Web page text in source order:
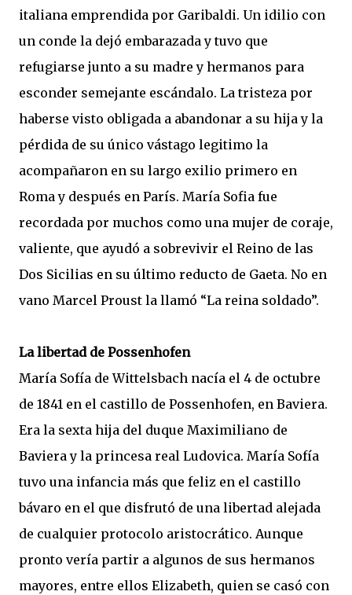
italiana emprendida por Garibaldi. Un idilio con
un conde la dejó embarazada y tuvo que
refugiarse junto a su madre y hermanos para
esconder semejante escándalo. La tristeza por
haberse visto obligada a abandonar a su hija y la
pérdida de su único vástago legitimo la
acompañaron en su largo exilio primero en
Roma y después en París. María Sofia fue
recordada por muchos como una mujer de coraje,
valiente, que ayudó a sobrevivir el Reino de las
Dos Sicilias en su último reducto de Gaeta. No en
vano Marcel Proust la llamó “La reina soldado”.
La libertad de Possenhofen
María Sofía de Wittelsbach nacía el 4 de octubre
de 1841 en el castillo de Possenhofen, en Baviera.
Era la sexta hija del duque Maximiliano de
Baviera y la princesa real Ludovica. María Sofía
tuvo una infancia más que feliz en el castillo
bávaro en el que disfrutó de una libertad alejada
de cualquier protocolo aristocrático. Aunque
pronto vería partir a algunos de sus hermanos
mayores, entre ellos Elizabeth, quien se casó con